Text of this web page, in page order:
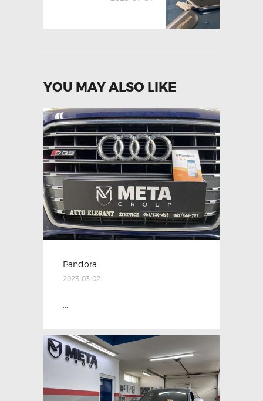
YOU MAY ALSO LIKE
Pandora
2023-03-02